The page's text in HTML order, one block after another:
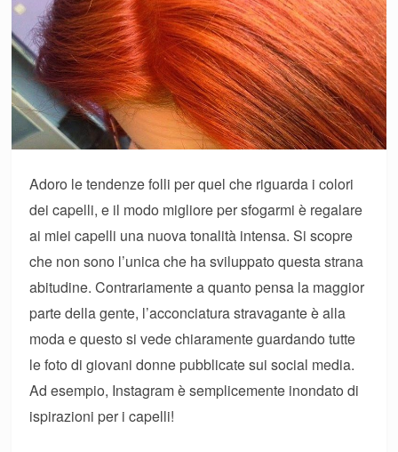
Adoro le tendenze folli per quel che riguarda i colori
dei capelli, e il modo migliore per sfogarmi è regalare
ai miei capelli una nuova tonalità intensa. Si scopre
che non sono l’unica che ha sviluppato questa strana
abitudine. Contrariamente a quanto pensa la maggior
parte della gente, l’acconciatura stravagante è alla
moda e questo si vede chiaramente guardando tutte
le foto di giovani donne pubblicate sui social media.
Ad esempio, Instagram è semplicemente inondato di
ispirazioni per i capelli!